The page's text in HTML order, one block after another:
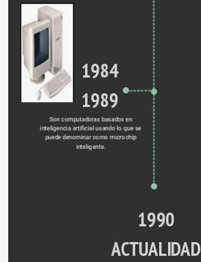
1984
1989
Son computadoras basados en
inteligencia artificial usando lo que se
puede denominar como microchip
inteligente.
1990
ACTUALIDAD